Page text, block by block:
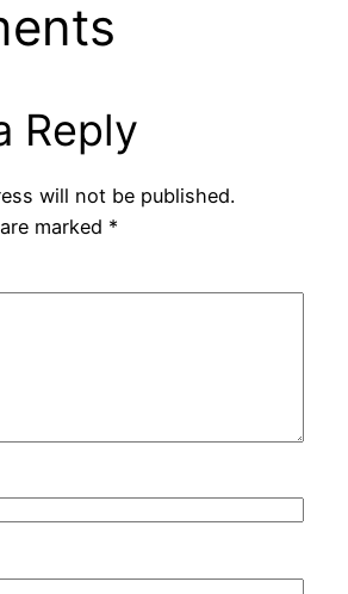
Reply
will not be published.
marked *